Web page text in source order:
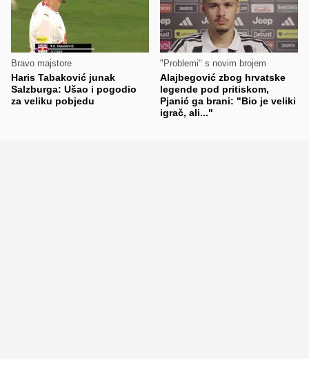
Bravo majstore
Haris Tabaković junak
Salzburga: Ušao i pogodio
za veliku pobjedu
"Problemi" s novim brojem
Alajbegović zbog hrvatske
legende pod pritiskom,
Pjanić ga brani: "Bio je veliki
igrač, ali..."